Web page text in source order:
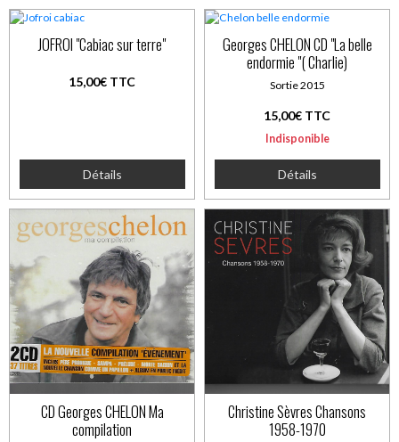
JOFROI "Cabiac sur terre"
15,00€ TTC
Détails
Georges CHELON CD "La belle
endormie "( Charlie)
Sortie 2015
15,00€ TTC
Indisponible
Détails
CD Georges CHELON Ma
compilation
Christine Sèvres Chansons
1958-1970